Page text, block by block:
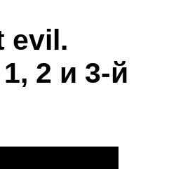
evil.
2 и 3-й